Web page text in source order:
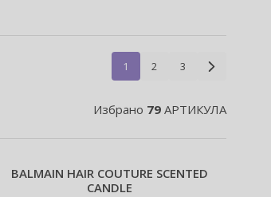
1 2 3
Избрано 79АРТИКУЛА
BALMAIN HAIR COUTURE SCENTED
CANDLE